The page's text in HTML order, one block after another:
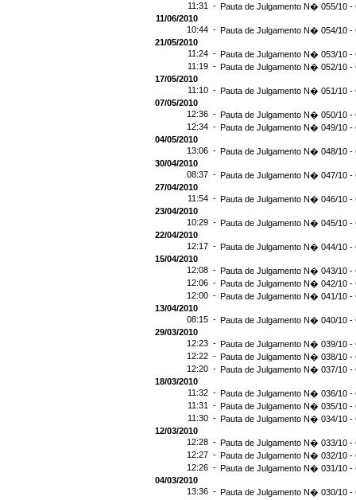
11:31 - Pauta de Julgamento N� 055/10 -
11/06/2010
10:44 - Pauta de Julgamento N� 054/10 -
21/05/2010
11:24 - Pauta de Julgamento N� 053/10 -
11:19 - Pauta de Julgamento N� 052/10 -
17/05/2010
11:10 - Pauta de Julgamento N� 051/10 -
07/05/2010
12:36 - Pauta de Julgamento N� 050/10 -
12:34 - Pauta de Julgamento N� 049/10 -
04/05/2010
13:06 - Pauta de Julgamento N� 048/10 -
30/04/2010
08:37 - Pauta de Julgamento N� 047/10 -
27/04/2010
11:54 - Pauta de Julgamento N� 046/10 -
23/04/2010
10:29 - Pauta de Julgamento N� 045/10 -
22/04/2010
12:17 - Pauta de Julgamento N� 044/10 -
15/04/2010
12:08 - Pauta de Julgamento N� 043/10 -
12:06 - Pauta de Julgamento N� 042/10 -
12:00 - Pauta de Julgamento N� 041/10 -
13/04/2010
08:15 - Pauta de Julgamento N� 040/10 -
29/03/2010
12:23 - Pauta de Julgamento N� 039/10 -
12:22 - Pauta de Julgamento N� 038/10 -
12:20 - Pauta de Julgamento N� 037/10 -
18/03/2010
11:32 - Pauta de Julgamento N� 036/10 -
11:31 - Pauta de Julgamento N� 035/10 -
11:30 - Pauta de Julgamento N� 034/10 -
12/03/2010
12:28 - Pauta de Julgamento N� 033/10 -
12:27 - Pauta de Julgamento N� 032/10 -
12:26 - Pauta de Julgamento N� 031/10 -
04/03/2010
13:36 - Pauta de Julgamento N� 030/10 -